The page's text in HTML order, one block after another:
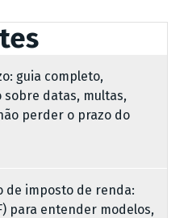
guia completo,
datas, multas,
perder o prazo do
de imposto de renda:
para entender modelos,